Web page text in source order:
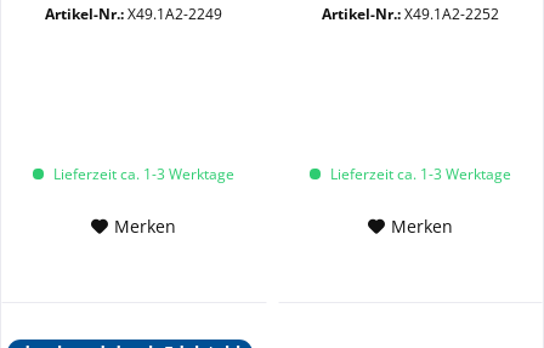
Artikel-Nr.:X49.1A2-2249
Lieferzeit ca. 1-3 Werktage
Merken
Artikel-Nr.:X49.1A2-2252
Lieferzeit ca. 1-3 Werktage
Merken